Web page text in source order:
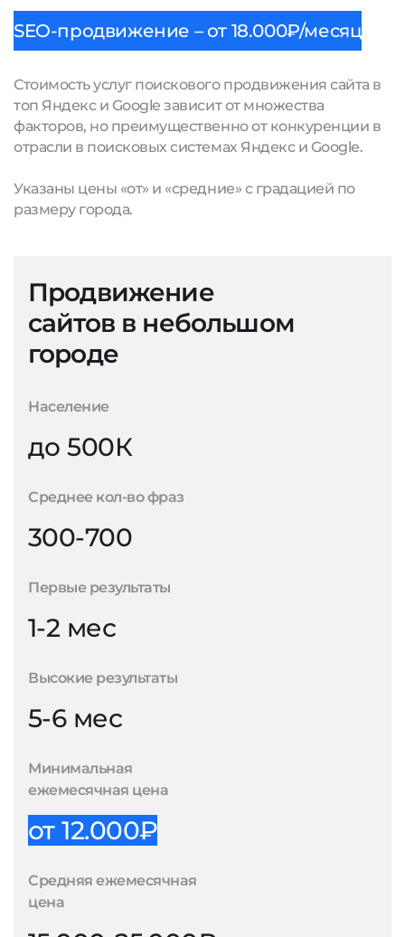
SEO-продвижение – от 18.000₽/месяц
Стоимость услуг поискового продвижения сайта в
топ Яндекс и Google зависит от множества
факторов, но преимущественно от конкуренции в
отрасли в поисковых системах Яндекс и Google.
Указаны цены «от» и «средние» с градацией по
размеру города.
Продвижение
сайтов в небольшом
городе
Население
до 500К
Среднее кол-во фраз
300-700
Первые результаты
1-2 мес
Высокие результаты
5-6 мес
Минимальная
ежемесячная цена
от 12.000₽
Средняя ежемесячная
цена